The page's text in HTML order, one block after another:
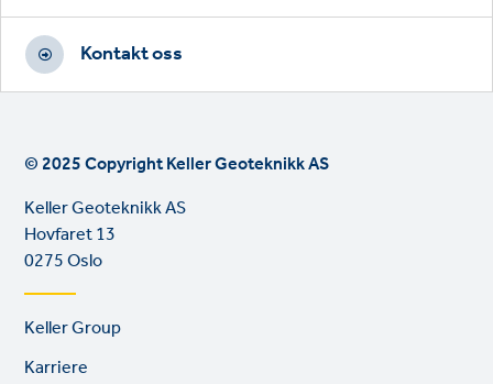
Kontakt oss
© 2025 Copyright Keller Geoteknikk AS
Keller Geoteknikk AS
Hovfaret 13
0275 Oslo
Footer
Keller Group
Karriere